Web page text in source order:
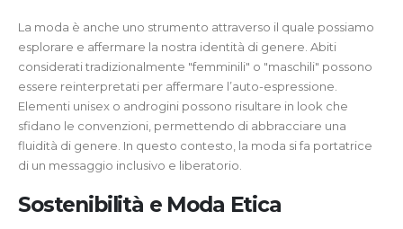
La moda è anche uno strumento attraverso il quale possiamo
esplorare e affermare la nostra identità di genere. Abiti
considerati tradizionalmente "femminili" o "maschili" possono
essere reinterpretati per affermare l’auto-espressione.
Elementi unisex o androgini possono risultare in look che
sfidano le convenzioni, permettendo di abbracciare una
fluidità di genere. In questo contesto, la moda si fa portatrice
di un messaggio inclusivo e liberatorio.
Sostenibilità e Moda Etica